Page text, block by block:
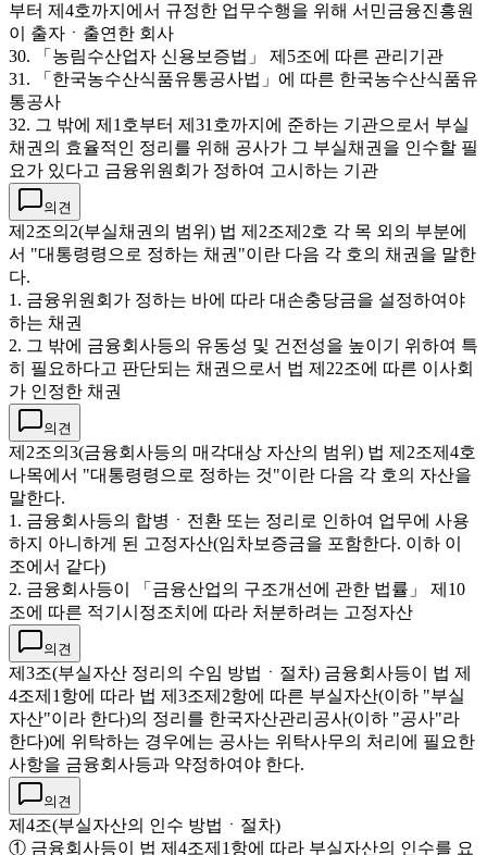
부터 제4호까지에서 규정한 업무수행을 위해 서민금융진흥원
이 출자ㆍ출연한 회사
30. 「농림수산업자 신용보증법」 제5조에 따른 관리기관
31. 「한국농수산식품유통공사법」에 따른 한국농수산식품유
통공사
32. 그 밖에 제1호부터 제31호까지에 준하는 기관으로서 부실
채권의 효율적인 정리를 위해 공사가 그 부실채권을 인수할 필
요가 있다고 금융위원회가 정하여 고시하는 기관
의견
제2조의2(부실채권의 범위) 법 제2조제2호 각 목 외의 부분에
서 "대통령령으로 정하는 채권"이란 다음 각 호의 채권을 말한
다.
1. 금융위원회가 정하는 바에 따라 대손충당금을 설정하여야
하는 채권
2. 그 밖에 금융회사등의 유동성 및 건전성을 높이기 위하여 특
히 필요하다고 판단되는 채권으로서 법 제22조에 따른 이사회
가 인정한 채권
의견
제2조의3(금융회사등의 매각대상 자산의 범위) 법 제2조제4호
나목에서 "대통령령으로 정하는 것"이란 다음 각 호의 자산을
말한다.
1. 금융회사등의 합병ㆍ전환 또는 정리로 인하여 업무에 사용
하지 아니하게 된 고정자산(임차보증금을 포함한다. 이하 이
조에서 같다)
2. 금융회사등이 「금융산업의 구조개선에 관한 법률」 제10
조에 따른 적기시정조치에 따라 처분하려는 고정자산
의견
제3조(부실자산 정리의 수임 방법ㆍ절차) 금융회사등이 법 제
4조제1항에 따라 법 제3조제2항에 따른 부실자산(이하 "부실
자산"이라 한다)의 정리를 한국자산관리공사(이하 "공사"라
한다)에 위탁하는 경우에는 공사는 위탁사무의 처리에 필요한
사항을 금융회사등과 약정하여야 한다.
의견
제4조(부실자산의 인수 방법ㆍ절차)
① 금융회사등이 법 제4조제1항에 따라 부실자산의 인수를 요